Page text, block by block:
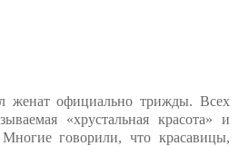
женат официально трижды. Всех
«хрустальная красота» и
Многие говорили, что красавицы,